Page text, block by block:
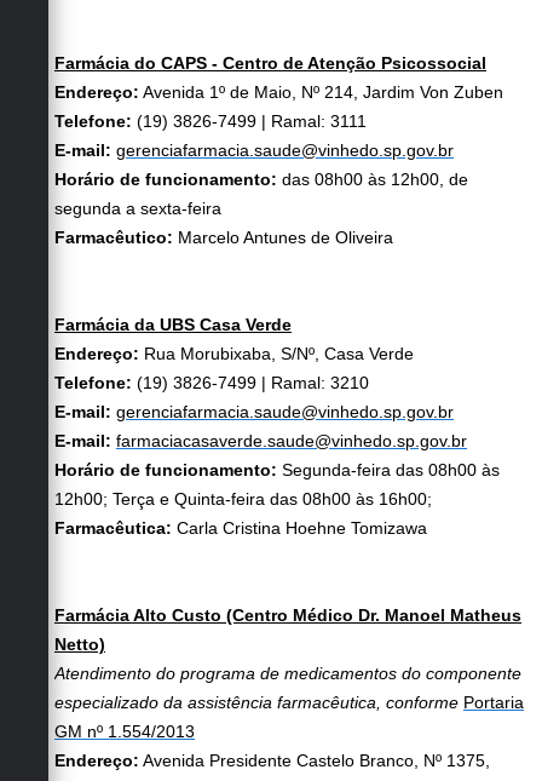
Farmácia do CAPS - Centro de Atenção Psicossocial
Endereço: Avenida 1º de Maio, Nº 214, Jardim Von Zuben
Telefone: (19) 3826-7499 | Ramal: 3111
E-mail: gerenciafarmacia.saude@vinhedo.sp.gov.br
Horário de funcionamento: das 08h00 às 12h00, de
segunda a sexta-feira
Farmacêutico: Marcelo Antunes de Oliveira
Farmácia da UBS Casa Verde
Endereço: Rua Morubixaba, S/Nº, Casa Verde
Telefone: (19) 3826-7499 | Ramal: 3210
E-mail: gerenciafarmacia.saude@vinhedo.sp.gov.br
E-mail: farmaciacasaverde.saude@vinhedo.sp.gov.br
Horário de funcionamento: Segunda-feira das 08h00 às
12h00; Terça e Quinta-feira das 08h00 às 16h00;
Farmacêutica: Carla Cristina Hoehne Tomizawa
Farmácia Alto Custo (Centro Médico Dr. Manoel Matheus
Netto)
Atendimento do programa de medicamentos do componente
especializado da assistência farmacêutica, conforme Portaria
GM nº 1.554/2013
Endereço: Avenida Presidente Castelo Branco, Nº 1375,